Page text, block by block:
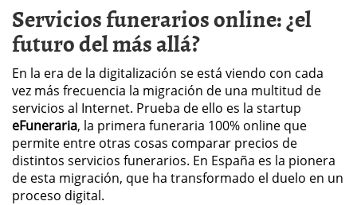
Servicios funerarios online: ¿el
futuro del más allá?
En la era de la digitalización se está viendo con cada
vez más frecuencia la migración de una multitud de
servicios al Internet. Prueba de ello es la startup
eFuneraria, la primera funeraria 100% online que
permite entre otras cosas comparar precios de
distintos servicios funerarios. En España es la pionera
de esta migración, que ha transformado el duelo en un
proceso digital.